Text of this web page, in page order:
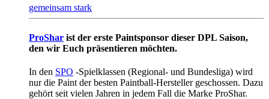
gemeinsam stark
ProShar ist der erste Paintsponsor dieser DPL Saison,
den wir Euch präsentieren möchten.
In den SPO -Spielklassen (Regional- und Bundesliga) wird
nur die Paint der besten Paintball-Hersteller geschossen. Dazu
gehört seit vielen Jahren in jedem Fall die Marke ProShar.